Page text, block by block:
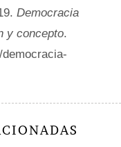
Democracia
y concepto.